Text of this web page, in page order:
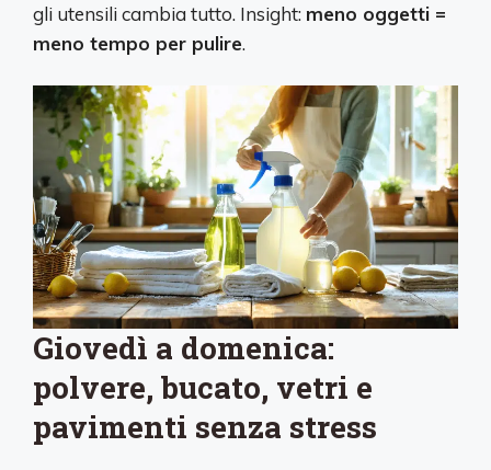
gli utensili cambia tutto. Insight: meno oggetti =
meno tempo per pulire.
Giovedì a domenica:
polvere, bucato, vetri e
pavimenti senza stress